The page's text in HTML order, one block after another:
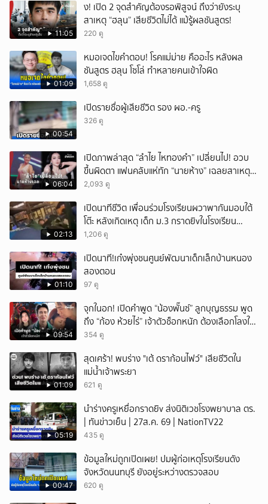
11:05
ึ้ง! เปิด 2 จุดสำคัญต้องรอพิสูจน์ ถึงว่ายังระบุ
สาเหตุ “ฮลุน” เสียชีวิตไม่ได้ แม้รู้ผลชันสูตร!
220 ดู
01:09
หมอเจดไขคำตอบ! โรคแม่ม่าย คืออะไร หลังผล
ชันสูตร ฮลุน โซโล่ ทำหลายคนเข้าใจผิด
1,658 ดู
00:54
เปิดรายชื่อผู้เสียชีวิต รอง ผอ.-ครู
326 ดู
06:04
เปิดภาพล่าสุด “ลำไย ไหทองคำ” เปลี่ยนไป! อวบ
ขึ้นผิดตา แฟนคลับแห่ทัก “นายห้าง” เฉลยสาเหตุ
ชัด!
2,093 ดู
02:13
เปิดนาทีชีวิต เพื่อนร่วมโรงเรียนผวาพากันมอบใต้
โต๊ะ หลังเกิดเหตุ เด็ก ม.3 กราดยิvในโรงเรียน
เทพศิรินทร์นนท์ แบบไม่เลือกหน้า เสียงปืนดังสนั่น
1,206 ดู
01:10
เปิดนาที!เก๋งพุ่งชนศูนย์พัฒนาเด็กเล็กบ้านหนอง
สองตอน
97 ดู
09:54
จุกในอก! เปิดคำพูด “น้องพั๊นซ์” ลูกบุญธรรม พูด
ถึง “ก้อง ห้วยไร่” เจ้าตัวช็อกหนัก ต้องเลือกโลงให้
ลูก!
354 ดู
01:09
สุดเศร้า! พบร่าง "เต้ ดราก้อนไฟว์" เสียชีวิตใน
แม่น้ำเจ้าพระยา
621 ดู
05:19
นำร่างครูเหยื่อกราดยิv ส่งนิติเวชโรงพยาบาล ตร.
| ทันข่าวเย็น | 27ส.ค. 69 | NationTV22
435 ดู
00:47
ข้อมูลใหม่ถูกเปิดเผย! ปมผู้ก่อเหตุโรงเรียนดัง
จังหวัดนนทบุรี ยังอยู่ระหว่างตรวจสอบ
620 ดู